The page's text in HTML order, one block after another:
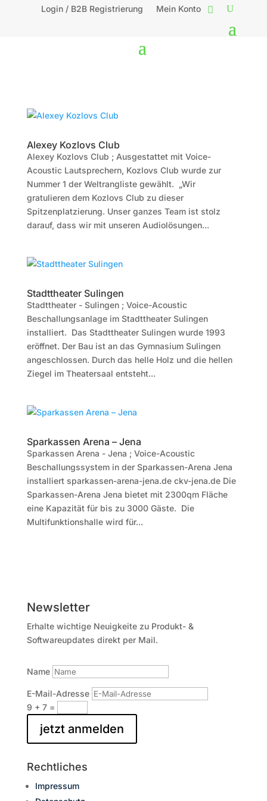
Login / B2B Registrierung Mein Konto
Alexey Kozlovs Club
Alexey Kozlovs Club ; Ausgestattet mit Voice-
Acoustic Lautsprechern, Kozlovs Club wurde zur
Nummer 1 der Weltrangliste gewählt. „Wir
gratulieren dem Kozlovs Club zu dieser
Spitzenplatzierung. Unser ganzes Team ist stolz
darauf, dass wir mit unseren Audiolösungen...
Stadttheater Sulingen
Stadttheater - Sulingen ; Voice-Acoustic
Beschallungsanlage im Stadttheater Sulingen
installiert. Das Stadttheater Sulingen wurde 1993
eröffnet. Der Bau ist an das Gymnasium Sulingen
angeschlossen. Durch das helle Holz und die hellen
Ziegel im Theatersaal entsteht...
Sparkassen Arena – Jena
Sparkassen Arena - Jena ; Voice-Acoustic
Beschallungssystem in der Sparkassen-Arena Jena
installiert sparkassen-arena-jena.de ckv-jena.de Die
Sparkassen-Arena Jena bietet mit 2300qm Fläche
eine Kapazität für bis zu 3000 Gäste. Die
Multifunktionshalle wird für...
Newsletter
Erhalte wichtige Neuigkeite zu Produkt- &
Softwareupdates direkt per Mail.
Name
E-Mail-Adresse
9 + 7=
jetzt anmelden
Rechtliches
Impressum